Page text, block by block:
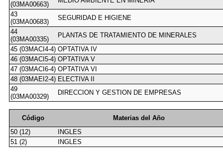
(03MA00663)
43
(03MA00683)
SEGURIDAD E HIGIENE
44
(03MA00335)
PLANTAS DE TRATAMIENTO DE MINERALES
45 (03MACI4-4) OPTATIVA IV
46 (03MACI5-4) OPTATIVA V
47 (03MACI6-4) OPTATIVA VI
48 (03MAEI2-4) ELECTIVA II
49
(03MA00329)
DIRECCION Y GESTION DE EMPRESAS
Código
Materias del Año
50 (12)
INGLES
51 (2)
INGLES